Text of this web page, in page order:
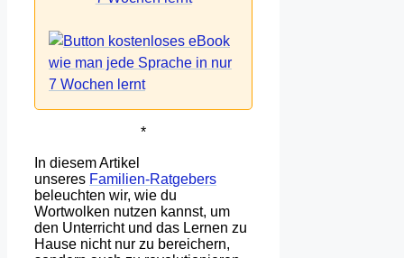
*
In diesem Artikel
unseres Familien-Ratgebers
beleuchten wir, wie du
Wortwolken nutzen kannst, um
den Unterricht und das Lernen zu
Hause nicht nur zu bereichern,